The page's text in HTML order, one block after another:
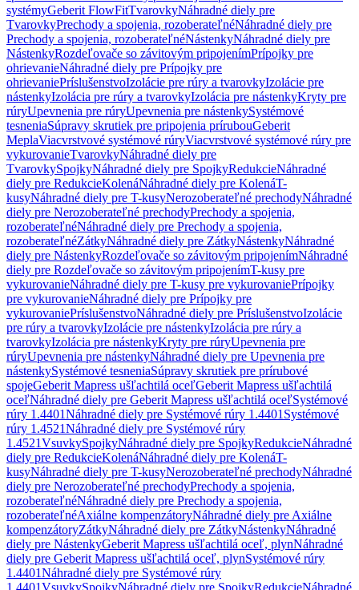
systémyGeberit FlowFitTvarovkyNáhradné diely pre
TvarovkyPrechody a spojenia, rozoberateľnéNáhradné diely pre
Prechody a spojenia, rozoberateľnéNástenkyNáhradné diely pre
NástenkyRozdeľovače so závitovým pripojenímPrípojky pre
ohrievanieNáhradné diely pre Prípojky pre
ohrievaniePríslušenstvoIzolácie pre rúry a tvarovkyIzolácie pre
nástenkyIzolácia pre rúry a tvarovkyIzolácia pre nástenkyKryty pre
rúryUpevnenia pre rúryUpevnenia pre nástenkySystémové
tesneniaSúpravy skrutiek pre pripojenia prírubouGeberit
MeplaViacvrstvové systémové rúryViacvrstvové systémové rúry pre
vykurovanieTvarovkyNáhradné diely pre
TvarovkySpojkyNáhradné diely pre SpojkyRedukcieNáhradné
diely pre RedukcieKolenáNáhradné diely pre KolenáT-
kusyNáhradné diely pre T-kusyNerozoberateľné prechodyNáhradné
diely pre Nerozoberateľné prechodyPrechody a spojenia,
rozoberateľnéNáhradné diely pre Prechody a spojenia,
rozoberateľnéZátkyNáhradné diely pre ZátkyNástenkyNáhradné
diely pre NástenkyRozdeľovače so závitovým pripojenímNáhradné
diely pre Rozdeľovače so závitovým pripojenímT-kusy pre
vykurovanieNáhradné diely pre T-kusy pre vykurovaniePrípojky
pre vykurovanieNáhradné diely pre Prípojky pre
vykurovaniePríslušenstvoNáhradné diely pre PríslušenstvoIzolácie
pre rúry a tvarovkyIzolácie pre nástenkyIzolácia pre rúry a
tvarovkyIzolácia pre nástenkyKryty pre rúryUpevnenia pre
rúryUpevnenia pre nástenkyNáhradné diely pre Upevnenia pre
nástenkySystémové tesneniaSúpravy skrutiek pre prírubové
spojeGeberit Mapress ušľachtilá oceľGeberit Mapress ušľachtilá
oceľNáhradné diely pre Geberit Mapress ušľachtilá oceľSystémové
rúry 1.4401Náhradné diely pre Systémové rúry 1.4401 Systémové
rúry 1.4521Náhradné diely pre Systémové rúry
1.4521VsuvkySpojkyNáhradné diely pre SpojkyRedukcieNáhradné
diely pre RedukcieKolenáNáhradné diely pre KolenáT-
kusyNáhradné diely pre T-kusyNerozoberateľné prechodyNáhradné
diely pre Nerozoberateľné prechodyPrechody a spojenia,
rozoberateľnéNáhradné diely pre Prechody a spojenia,
rozoberateľnéAxiálne kompenzátoryNáhradné diely pre Axiálne
kompenzátoryZátkyNáhradné diely pre ZátkyNástenkyNáhradné
diely pre NástenkyGeberit Mapress ušľachtilá oceľ, plynNáhradné
diely pre Geberit Mapress ušľachtilá oceľ, plynSystémové rúry
1.4401Náhradné diely pre Systémové rúry
1.4401VsuvkySpojkyNáhradné diely pre SpojkyRedukcieNáhradné